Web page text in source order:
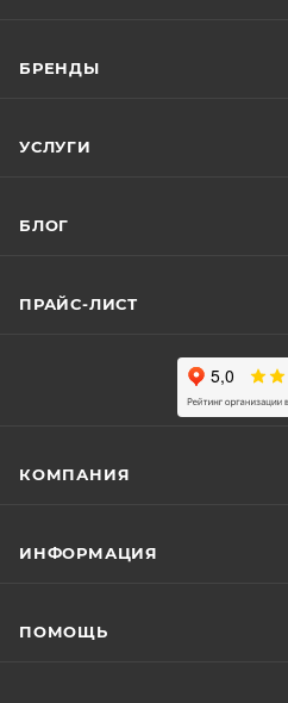
БРЕНДЫ
УСЛУГИ
БЛОГ
ПРАЙС-ЛИСТ
КОМПАНИЯ
ИНФОРМАЦИЯ
ПОМОЩЬ